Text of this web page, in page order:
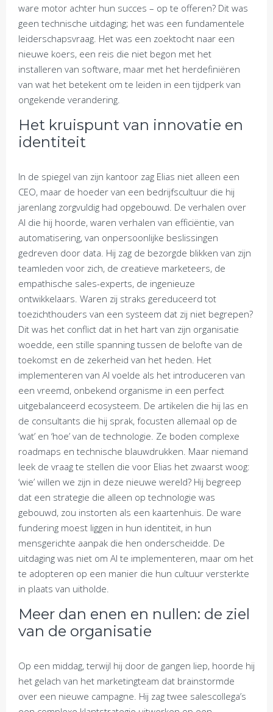
ware motor achter hun succes – op te offeren? Dit was
geen technische uitdaging; het was een fundamentele
leiderschapsvraag. Het was een zoektocht naar een
nieuwe koers, een reis die niet begon met het
installeren van software, maar met het herdefiniëren
van wat het betekent om te leiden in een tijdperk van
ongekende verandering.
Het kruispunt van innovatie en
identiteit
In de spiegel van zijn kantoor zag Elias niet alleen een
CEO, maar de hoeder van een bedrijfscultuur die hij
jarenlang zorgvuldig had opgebouwd. De verhalen over
AI die hij hoorde, waren verhalen van efficiëntie, van
automatisering, van onpersoonlijke beslissingen
gedreven door data. Hij zag de bezorgde blikken van zijn
teamleden voor zich, de creatieve marketeers, de
empathische sales-experts, de ingenieuze
ontwikkelaars. Waren zij straks gereduceerd tot
toezichthouders van een systeem dat zij niet begrepen?
Dit was het conflict dat in het hart van zijn organisatie
woedde, een stille spanning tussen de belofte van de
toekomst en de zekerheid van het heden. Het
implementeren van AI voelde als het introduceren van
een vreemd, onbekend organisme in een perfect
uitgebalanceerd ecosysteem. De artikelen die hij las en
de consultants die hij sprak, focusten allemaal op de
‘wat’ en ‘hoe’ van de technologie. Ze boden complexe
roadmaps en technische blauwdrukken. Maar niemand
leek de vraag te stellen die voor Elias het zwaarst woog:
‘wie’ willen we zijn in deze nieuwe wereld? Hij begreep
dat een strategie die alleen op technologie was
gebouwd, zou instorten als een kaartenhuis. De ware
fundering moest liggen in hun identiteit, in hun
mensgerichte aanpak die hen onderscheidde. De
uitdaging was niet om AI te implementeren, maar om het
te adopteren op een manier die hun cultuur versterkte
in plaats van uitholde.
Meer dan enen en nullen: de ziel
van de organisatie
Op een middag, terwijl hij door de gangen liep, hoorde hij
het gelach van het marketingteam dat brainstormde
over een nieuwe campagne. Hij zag twee salescollega’s